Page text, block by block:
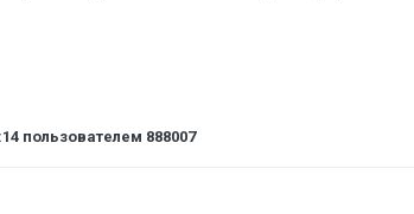
пользователем 888007